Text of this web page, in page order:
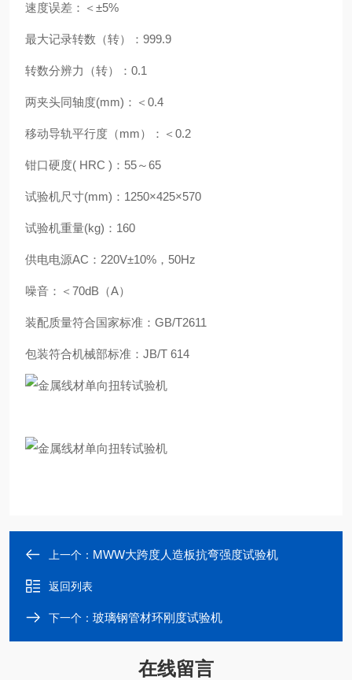
速度误差：＜±5%
最大记录转数（转）：999.9
转数分辨力（转）：0.1
两夹头同轴度(mm)：＜0.4
移动导轨平行度（mm）：＜0.2
钳口硬度( HRC )：55～65
试验机尺寸(mm)：1250×425×570
试验机重量(kg)：160
供电电源AC：220V±10%，50Hz
噪音：＜70dB（A）
装配质量符合国家标准：GB/T2611
包装符合机械部标准：JB/T 614
上一个： MWW大跨度人造板抗弯强度试验机
返回列表
下一个： 玻璃钢管材环刚度试验机
在线留言